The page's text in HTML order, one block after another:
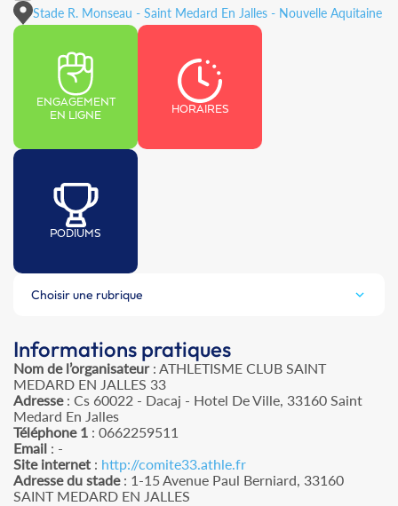
Stade R. Monseau - Saint Medard En Jalles - Nouvelle Aquitaine
ENGAGEMENT
EN LIGNE
HORAIRES
PODIUMS
Choisir une rubrique
Informations pratiques
Nom de l’organisateur: ATHLETISME CLUB SAINT
MEDARD EN JALLES 33
Adresse: Cs 60022 - Dacaj - Hotel De Ville, 33160 Saint
Medard En Jalles
Téléphone 1 : 0662259511
Email : -
Site internet : http://comite33.athle.fr
Adresse du stade: 1-15 Avenue Paul Berniard, 33160
SAINT MEDARD EN JALLES